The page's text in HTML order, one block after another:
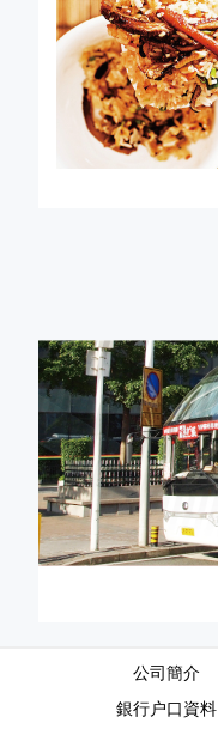
公司簡介
銀行户口資料